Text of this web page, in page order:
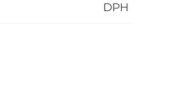
DPH